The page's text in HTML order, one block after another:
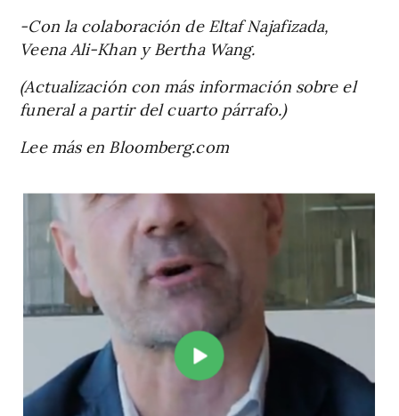
-Con la colaboración de Eltaf Najafizada,
Veena Ali-Khan y Bertha Wang.
(Actualización con más información sobre el
funeral a partir del cuarto párrafo.)
Lee más en Bloomberg.com